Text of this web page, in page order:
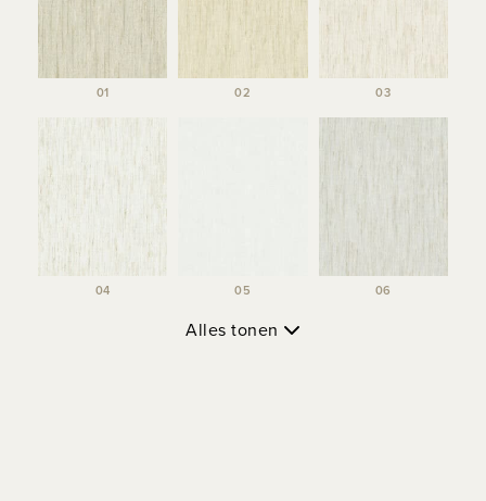
01 02 03
04 05 06
Alles tonen